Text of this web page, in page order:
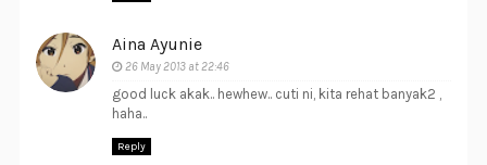
Aina Ayunie
26 May 2013 at 22:46
good luck akak.. hewhew.. cuti ni, kita rehat banyak2 ,
haha..
Reply